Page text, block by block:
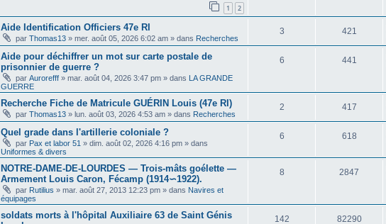
1 2
Aide Identification Officiers 47e RI
par Thomas13 » mer. août 05, 2026 6:02 am » dans Recherches
3 421
Aide pour déchiffrer un mot sur carte postale de
prisonnier de guerre ?
par Aurorefff » mar. août 04, 2026 3:47 pm » dans LA GRANDE
GUERRE
6 441
Recherche Fiche de Matricule GUÉRIN Louis (47e RI)
par Thomas13 » lun. août 03, 2026 4:53 am » dans Recherches
2 417
Quel grade dans l'artillerie coloniale ?
par Pax et labor 51 » dim. août 02, 2026 4:16 pm » dans
Uniformes & divers
6 618
NOTRE-DAME-DE-LOURDES — Trois-mâts goélette —
Armement Louis Caron, Fécamp (1914∽1922).
par Rutilius » mar. août 27, 2013 12:23 pm » dans Navires et
équipages
8 2847
soldats morts à l'hôpital Auxiliaire 63 de Saint Génis
142 82290